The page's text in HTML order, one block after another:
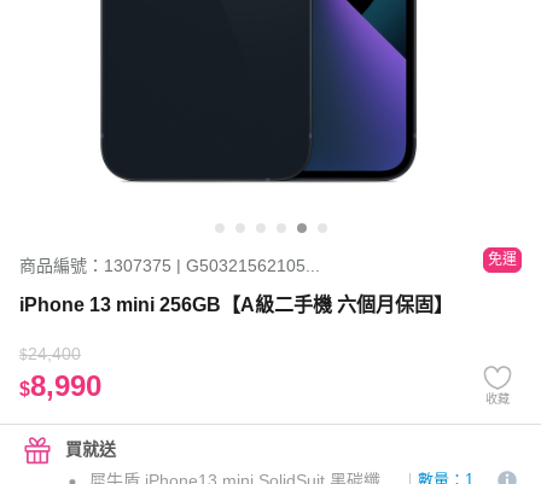
商品編號：1307375 | G50321562105... 免運
iPhone 13 mini 256GB【A級二手機 六個月保固】
$24,400
$8,990 收藏
買就送
數量：1